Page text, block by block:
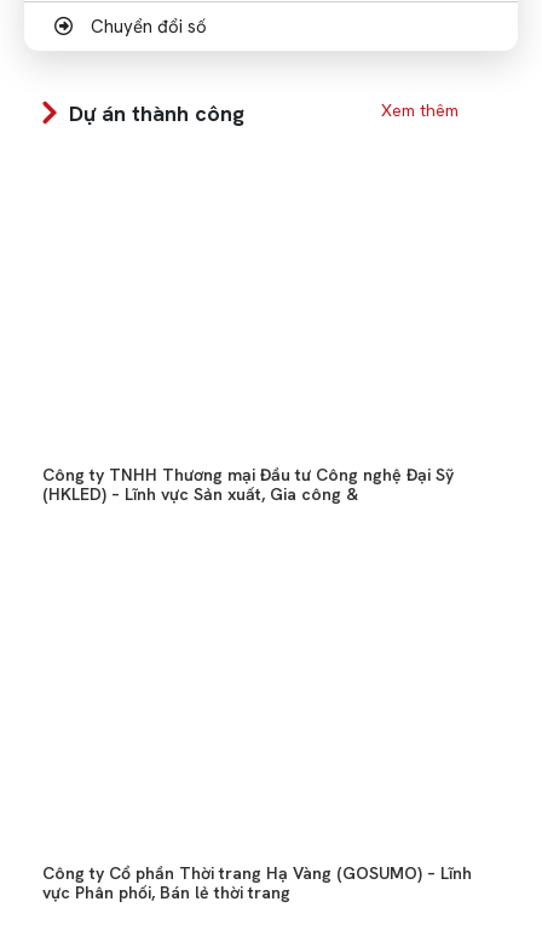
Chuyển đổi số
Dự án thành công Xem thêm
Công ty TNHH Thương mại Đầu tư Công nghệ Đại Sỹ
(HKLED) – Lĩnh vực Sản xuất, Gia công &
Công ty Cổ phần Thời trang Hạ Vàng (GOSUMO) – Lĩnh
vực Phân phối, Bán lẻ thời trang